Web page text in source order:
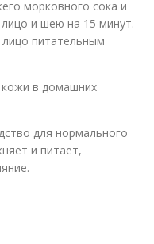
морковного сока и
и шею на 15 минут.
питательным
в домашних
для нормального
и питает,